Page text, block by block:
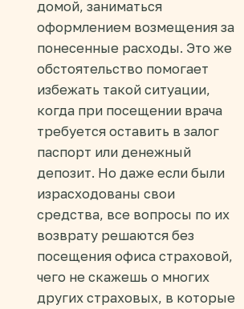
домой, заниматься
оформлением возмещения за
понесенные расходы. Это же
обстоятельство помогает
избежать такой ситуации,
когда при посещении врача
требуется оставить в залог
паспорт или денежный
депозит. Но даже если были
израсходованы свои
средства, все вопросы по их
возврату решаются без
посещения офиса страховой,
чего не скажешь о многих
других страховых, в которые